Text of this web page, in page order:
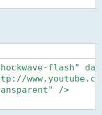
flash"
/>